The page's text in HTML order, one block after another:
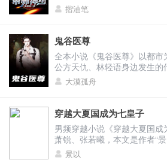
华游轮？而不是当她男朋友
全都是药材？还是自己的魅
一点的印象，再次变得不堪起
的一个男人，才会在单柔的男
间，选择了后者？ 在两女诧
来，单柔一定误会了。 不过
道：“我选择伊丽莎白号豪华
出一个拇指大小的金色游轮模
文件和模型，又正色道：“单
要你的游轮，三天后，我就会
后，何琳和王明峰，要在伊
爽的故事情节尽在本文：秦
一无所成的上门赘婿，一个
舌！他的父亲是四大国背后的
一商业集团的老板，而他本人
之所以隐藏自己的身份，只
有一个原因，他割舍不下挚
精彩片段 百疆监察司，这是
的组织。 乃是世界疆主神帝
年，他去到了龙国，见过那位
层便视他为天上人，无人不
司，更是在悄无声息间，渗
其他百国亦是如此。 其中，
的，便是曾经的江城一流豪门
揩油笔
鬼谷医尊
全本小说《鬼谷医尊》以都市
公方天仇、林轻语身边发生
世医尊》，“大漠孤舟”独家
前，方天仇是天之骄子，却
让他学到了很多超凡本领。六
来，原本想要与妻女团聚，却
四处流落。直到此时方天仇
谋…… 《鬼谷医尊》精彩片段
时候，众人都愣住了。 就连
大漠孤舟
穿越大夏国成为七皇子
男频穿越小说《穿越大夏国
萧锐、张若曦，本文是作者“
佳作，内容已经全面完结，
景以